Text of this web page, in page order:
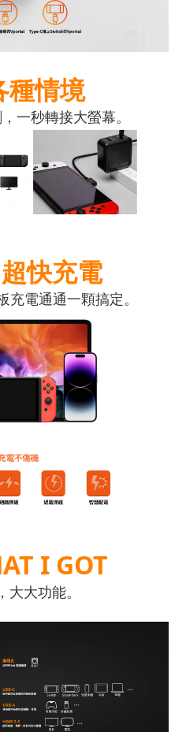
種情境
一秒轉接大螢幕。
快充電
電通通一顆搞定。
I GOT
大大功能。